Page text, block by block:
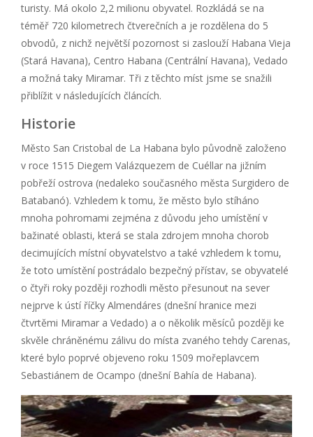
turisty. Má okolo 2,2 milionu obyvatel. Rozkládá se na
téměř 720 kilometrech čtverečních a je rozdělena do 5
obvodů, z nichž největší pozornost si zaslouží Habana Vieja
(Stará Havana), Centro Habana (Centrální Havana), Vedado
a možná taky Miramar. Tři z těchto míst jsme se snažili
přiblížit v následujících článcích.
Historie
Město San Cristobal de La Habana bylo původně založeno
v roce 1515 Diegem Valázquezem de Cuéllar na jižním
pobřeží ostrova (nedaleko současného města Surgidero de
Batabanó). Vzhledem k tomu, že město bylo stíháno
mnoha pohromami zejména z důvodu jeho umístění v
bažinaté oblasti, která se stala zdrojem mnoha chorob
decimujících místní obyvatelstvo a také vzhledem k tomu,
že toto umístění postrádalo bezpečný přístav, se obyvatelé
o čtyři roky později rozhodli město přesunout na sever
nejprve k ústí říčky Almendáres (dnešní hranice mezi
čtvrtěmi Miramar a Vedado) a o několik měsíců později ke
skvěle chráněnému zálivu do místa zvaného tehdy Carenas,
které bylo poprvé objeveno roku 1509 mořeplavcem
Sebastiánem de Ocampo (dnešní Bahía de Habana).